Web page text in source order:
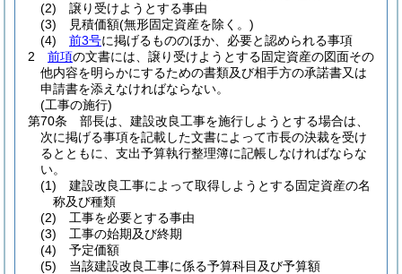
(2)
譲り受けようとする事由
(3)
見積価額(無形固定資産を除く。)
(4)
前3号に掲げるもののほか、必要と認められる事項
2
前項の文書には、譲り受けようとする固定資産の図面その
他内容を明らかにするための書類及び相手方の承諾書又は
申請書を添えなければならない。
(工事の施行)
第70条
部長は、建設改良工事を施行しようとする場合は、
次に掲げる事項を記載した文書によって市長の決裁を受け
るとともに、支出予算執行整理簿に記帳しなければならな
い。
(1)
建設改良工事によって取得しようとする固定資産の名
称及び種類
(2)
工事を必要とする事由
(3)
工事の始期及び終期
(4)
予定価額
(5)
当該建設改良工事に係る予算科目及び予算額